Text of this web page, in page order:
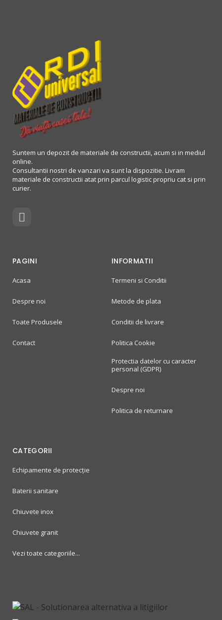
Suntem un depozit de materiale de constructii, acum si in mediul
online.
Consultantii nostri de vanzari va sunt la dispozitie. Livram
materiale de constructii atat prin parcul logistic propriu cat si prin
curier.
PAGINI
Acasa
Despre noi
Toate Produsele
Contact
INFORMATII
Termeni si Conditii
Metode de plata
Conditii de livrare
Politica Cookie
Protectia datelor cu caracter
personal (GDPR)
Despre noi
Politica de returnare
CATEGORII
Echipamente de protecție
Baterii sanitare
Chiuvete inox
Chiuvete granit
Vezi toate categoriile...